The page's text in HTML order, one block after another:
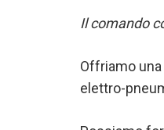
Il comando
Offriamo
elettro-